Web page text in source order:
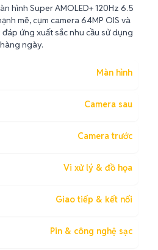
hình Super AMOLED+ 120Hz 6.5
mẽ, cụm camera 64MP OIS và
ứng xuất sắc nhu cầu sử dụng
hàng ngày.
Màn hình
Camera sau
Camera trước
Vi xử lý & đồ họa
Giao tiếp & kết nối
Pin & công nghệ sạc